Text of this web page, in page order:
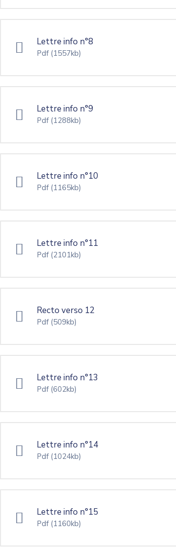
Lettre info n°8
Pdf (1557kb)
Lettre info n°9
Pdf (1288kb)
Lettre info n°10
Pdf (1165kb)
Lettre info n°11
Pdf (2101kb)
Recto verso 12
Pdf (509kb)
Lettre info n°13
Pdf (602kb)
Lettre info n°14
Pdf (1024kb)
Lettre info n°15
Pdf (1160kb)